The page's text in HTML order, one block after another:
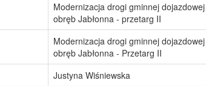
Modernizacja drogi gminnej
obręb Jabłonna - przetarg II
Modernizacja drogi gminnej
obręb Jabłonna - Przetarg II
Justyna Wiśniewska